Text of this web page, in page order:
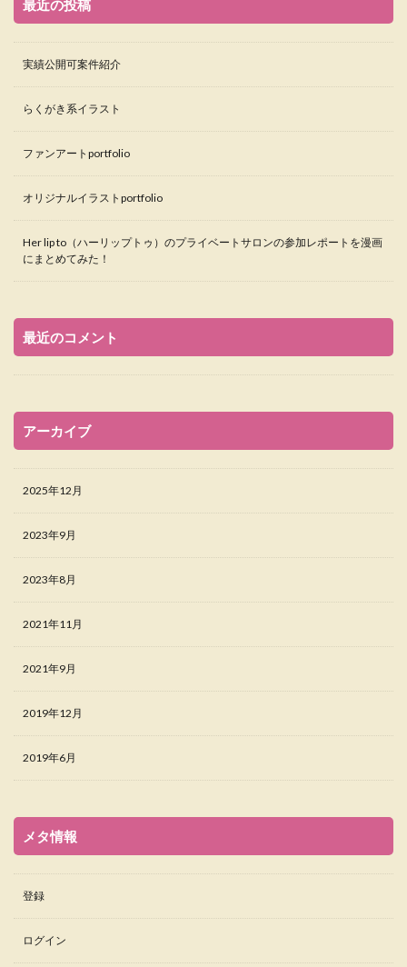
最近の投稿
実績公開可案件紹介
らくがき系イラスト
ファンアートportfolio
オリジナルイラストportfolio
Her lip to（ハーリップトゥ）のプライベートサロンの参加レポートを漫画
にまとめてみた！
最近のコメント
アーカイブ
2025年12月
2023年9月
2023年8月
2021年11月
2021年9月
2019年12月
2019年6月
メタ情報
登録
ログイン